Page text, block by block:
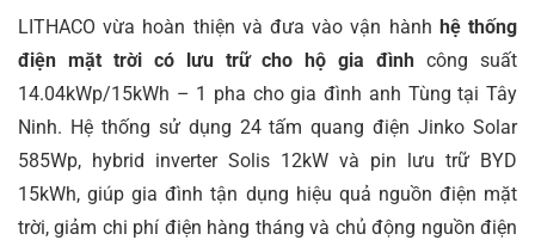
LITHACO vừa hoàn thiện và đưa vào vận hành hệ thống
điện mặt trời có lưu trữ cho hộ gia đình công suất
14.04kWp/15kWh – 1 pha cho gia đình anh Tùng tại Tây
Ninh. Hệ thống sử dụng 24 tấm quang điện Jinko Solar
585Wp, hybrid inverter Solis 12kW và pin lưu trữ BYD
15kWh, giúp gia đình tận dụng hiệu quả nguồn điện mặt
trời, giảm chi phí điện hàng tháng và chủ động nguồn điện